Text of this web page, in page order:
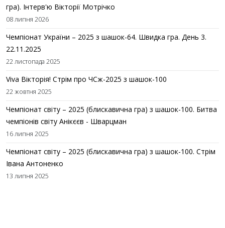
гра). Інтерв'ю Вікторії Мотрічко
08 липня 2026
Чемпіонат України – 2025 з шашок-64. Швидка гра. День 3.
22.11.2025
22 листопада 2025
Viva Вікторія! Стрім про ЧСж-2025 з шашок-100
22 жовтня 2025
Чемпіонат світу – 2025 (блискавична гра) з шашок-100. Битва
чемпіонів світу Анікєєв - Шварцман
16 липня 2025
Чемпіонат світу – 2025 (блискавична гра) з шашок-100. Стрім
Івана Антоненко
13 липня 2025